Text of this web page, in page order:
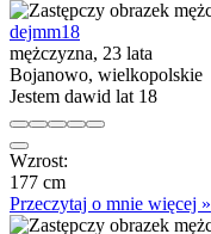
dejmm18
mężczyzna, 23 lata
Bojanowo, wielkopolskie
Jestem dawid lat 18
Wzrost:
177 cm
Przeczytaj o mnie więcej »